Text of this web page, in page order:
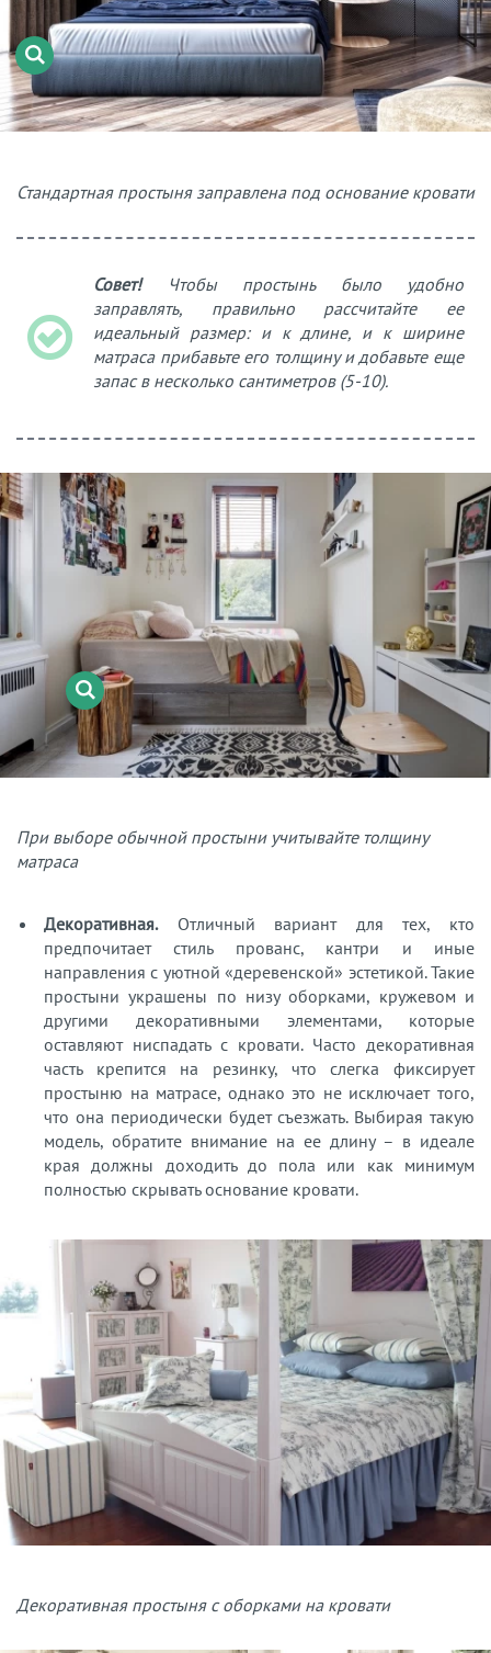
Стандартная простыня заправлена под основание кровати
Совет!Чтобы простынь было удобно
заправлять, правильно рассчитайте ее
идеальный размер: и к длине, и к ширине
матраса прибавьте его толщину и добавьте еще
запас в несколько сантиметров (5-10).
При выборе обычной простыни учитывайте толщину
матраса
Декоративная.Отличный вариант для тех, кто
предпочитает стиль прованс, кантри и иные
направления с уютной «деревенской» эстетикой. Такие
простыни украшены по низу оборками, кружевом и
другими декоративными элементами, которые
оставляют ниспадать с кровати. Часто декоративная
часть крепится на резинку, что слегка фиксирует
простыню на матрасе, однако это не исключает того,
что она периодически будет съезжать. Выбирая такую
модель, обратите внимание на ее длину – в идеале
края должны доходить до пола или как минимум
полностью скрывать основание кровати.
Декоративная простыня с оборками на кровати